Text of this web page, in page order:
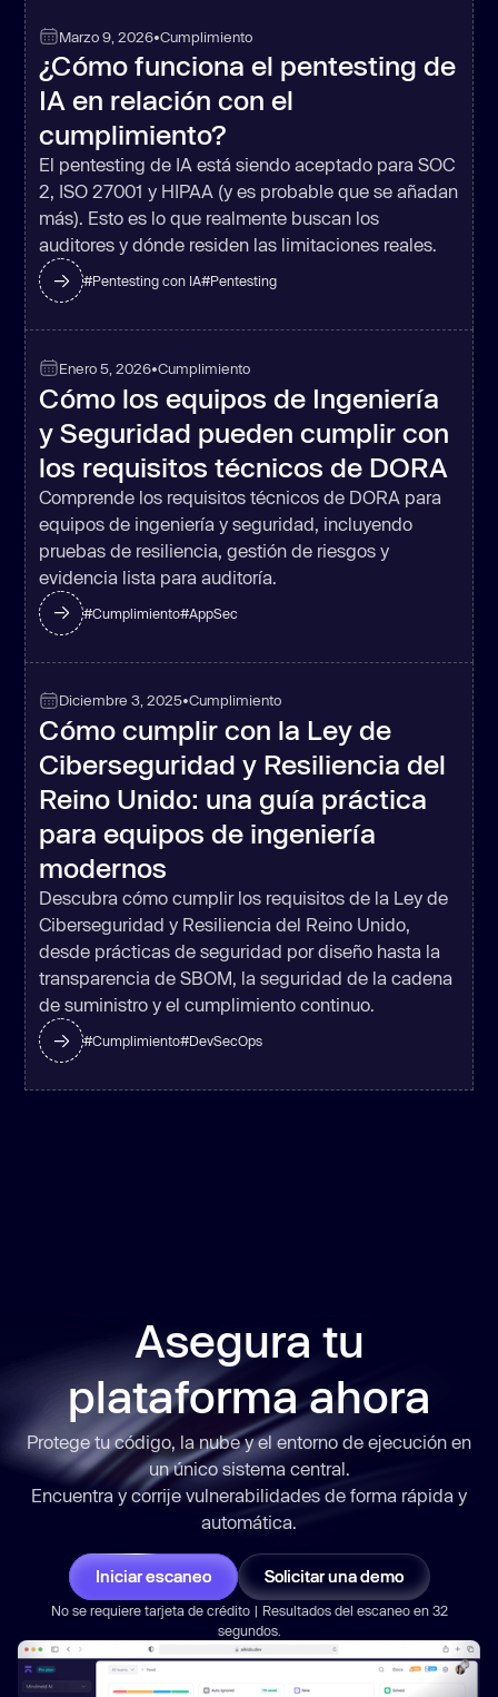
Marzo 9, 2026•Cumplimiento
¿Cómo funciona el pentesting de
IA en relación con el
cumplimiento?
El pentesting de IA está siendo aceptado para SOC
2, ISO 27001 y HIPAA (y es probable que se añadan
más). Esto es lo que realmente buscan los
auditores y dónde residen las limitaciones reales.
#Pentesting con IA#Pentesting
Enero 5, 2026•Cumplimiento
Cómo los equipos de Ingeniería
y Seguridad pueden cumplir con
los requisitos técnicos de DORA
Comprende los requisitos técnicos de DORA para
equipos de ingeniería y seguridad, incluyendo
pruebas de resiliencia, gestión de riesgos y
evidencia lista para auditoría.
#Cumplimiento#AppSec
Diciembre 3, 2025•Cumplimiento
Cómo cumplir con la Ley de
Ciberseguridad y Resiliencia del
Reino Unido: una guía práctica
para equipos de ingeniería
modernos
Descubra cómo cumplir los requisitos de la Ley de
Ciberseguridad y Resiliencia del Reino Unido,
desde prácticas de seguridad por diseño hasta la
transparencia de SBOM, la seguridad de la cadena
de suministro y el cumplimiento continuo.
#Cumplimiento#DevSecOps
Asegura tu
plataforma ahora
Protege tu código, la nube y el entorno de ejecución en
un único sistema central.
Encuentra y corrije vulnerabilidades de forma rápida y
automática.
Iniciar escaneo Solicitar una demo
No se requiere tarjeta de crédito | Resultados del escaneo en 32
segundos.